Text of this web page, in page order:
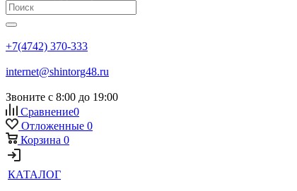
+7(4742) 370-333
internet@shintorg48.ru
Звоните с 8:00 до 19:00
Сравнение0
Отложенные 0
Корзина 0
КАТАЛОГ